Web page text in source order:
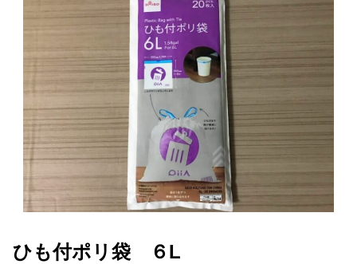
ひも付ポリ袋 ６L